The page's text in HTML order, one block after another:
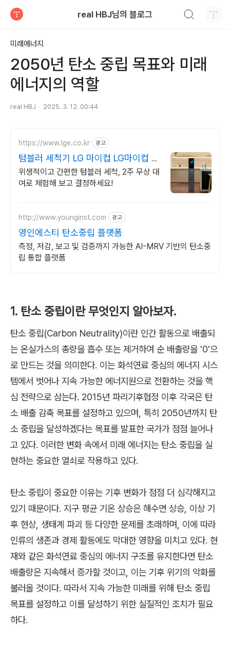
real HBJ님의 블로그
미래에너지
2050년 탄소 중립 목표와 미래
에너지의 역할
real HBJ 2025. 3. 12. 00:44
https://www.lge.co.kr 광고
텀블러 세척기 LG 마이컵 LG마이컵 무
상대여신청
위생적이고 간편한 텀블러 세척, 2주 무상 대
여로 체험해 보고 결정하세요!
http://www.younginst.com 광고
영인에스티 탄소중립 플랫폼
측정, 저감, 보고 및 검증까지 가능한 AI-MRV 기반의 탄소중
립 통합 플랫폼
1. 탄소 중립이란 무엇인지 알아보자.
탄소 중립(Carbon Neutrality)이란 인간 활동으로 배출되
는 온실가스의 총량을 흡수 또는 제거하여 순 배출량을 '0'으
로 만드는 것을 의미한다. 이는 화석연료 중심의 에너지 시스
템에서 벗어나 지속 가능한 에너지원으로 전환하는 것을 핵
심 전략으로 삼는다. 2015년 파리기후협정 이후 각국은 탄
소 배출 감축 목표를 설정하고 있으며, 특히 2050년까지 탄
소 중립을 달성하겠다는 목표를 발표한 국가가 점점 늘어나
고 있다. 이러한 변화 속에서 미래 에너지는 탄소 중립을 실
현하는 중요한 열쇠로 작용하고 있다.
탄소 중립이 중요한 이유는 기후 변화가 점점 더 심각해지고
있기 때문이다. 지구 평균 기온 상승은 해수면 상승, 이상 기
후 현상, 생태계 파괴 등 다양한 문제를 초래하며, 이에 따라
인류의 생존과 경제 활동에도 막대한 영향을 미치고 있다. 현
재와 같은 화석연료 중심의 에너지 구조를 유지한다면 탄소
배출량은 지속해서 증가할 것이고, 이는 기후 위기의 악화를
불러올 것이다. 따라서 지속 가능한 미래를 위해 탄소 중립
목표를 설정하고 이를 달성하기 위한 실질적인 조치가 필요
하다.